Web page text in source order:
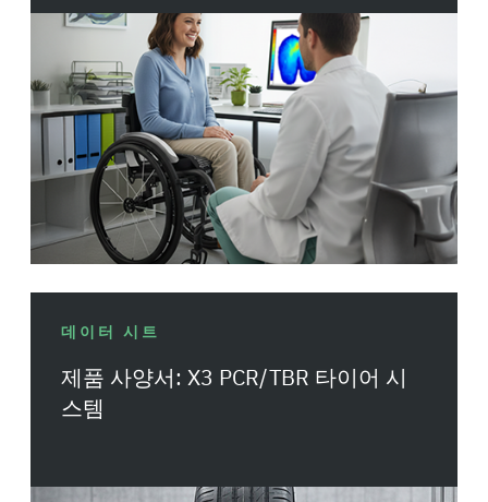
데이터 시트
제품 사양서: X3 PCR/TBR 타이어 시
스템